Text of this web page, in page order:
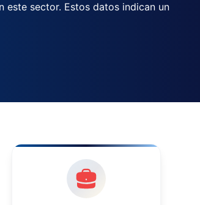
este sector. Estos datos indican un